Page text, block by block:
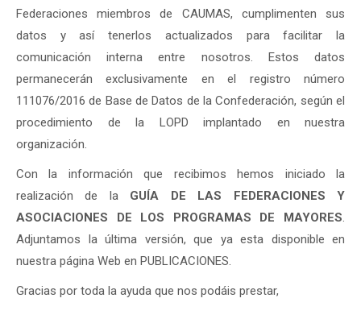
Federaciones miembros de CAUMAS, cumplimenten sus
datos y así tenerlos actualizados para facilitar la
comunicación interna entre nosotros. Estos datos
permanecerán exclusivamente en el registro número
111076/2016 de Base de Datos de la Confederación, según el
procedimiento de la LOPD implantado en nuestra
organización.
Con la información que recibimos hemos iniciado la
realización de la GUÍA DE LAS FEDERACIONES Y
ASOCIACIONES DE LOS PROGRAMAS DE MAYORES.
Adjuntamos la última versión, que ya esta disponible en
nuestra página Web en PUBLICACIONES.
Gracias por toda la ayuda que nos podáis prestar,